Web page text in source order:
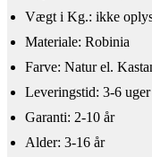
Vægt i Kg.: ikke
Materiale: Robinia
Farve: Natur el.
Leveringstid: 3-6 uger
Garanti: 2-10 år
Alder: 3-16 år